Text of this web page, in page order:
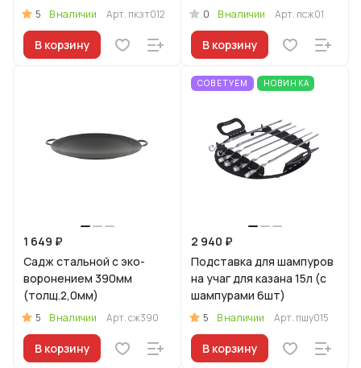
5 В наличии Арт. пкзт012
В корзину
0 В наличии Арт. псж01
В корзину
1 649 ₽
Садж стальной с эко-
воронением 390мм
(толщ.2,0мм)
5 В наличии Арт.сж390
В корзину
СОВЕТУЕМ НОВИНКА
2 940 ₽
Подставка для шампуров
на учаг для казана 15л (с
шампурами 6шт)
5 В наличии Арт. пшу015
В корзину